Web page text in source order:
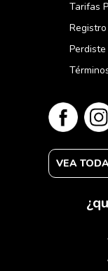
Tarifas
VEA